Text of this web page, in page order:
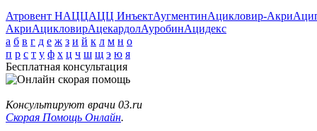
Атровент НАЦЦАЦЦ ИнъектАугментинАцикловир-Акри
АкриАцикловирАцекардолАуробинАцидекс
а б в г д е ж з и й к л м н о
п р с т у ф х ц ч ш щ э ю я
Бесплатная консультация
Консультируют врачи 03.ru
Скорая Помощь Онлайн.